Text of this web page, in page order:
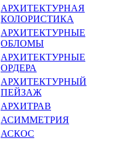
АРХИТЕКТУРНАЯ
КОЛОРИСТИКА
АРХИТЕКТУРНЫЕ
ОБЛОМЫ
АРХИТЕКТУРНЫЕ
ОРДЕРА
АРХИТЕКТУРНЫЙ
ПЕЙЗАЖ
АРХИТРАВ
АСИММЕТРИЯ
АСКОС